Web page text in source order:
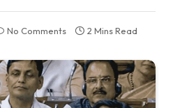
No Comments 2 Mins Read